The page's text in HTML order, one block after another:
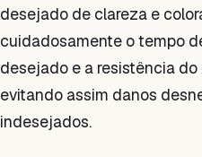
desejado de clareza e
cuidadosamente o tempo
desejado e a resistência
evitando assim danos
indesejados.